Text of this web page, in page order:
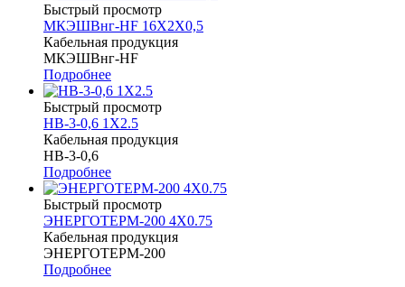
Быстрый просмотр
МКЭШВнг-HF 16Х2Х0,5
Кабельная продукция
МКЭШВнг-HF
Подробнее
Быстрый просмотр
НВ-3-0,6 1Х2.5
Кабельная продукция
НВ-3-0,6
Подробнее
Быстрый просмотр
ЭНЕРГОТЕРМ-200 4Х0.75
Кабельная продукция
ЭНЕРГОТЕРМ-200
Подробнее